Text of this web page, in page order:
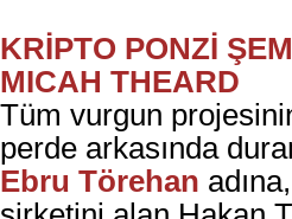
KRİPTO PONZİ
MICAH THEARD
Tüm vurgun
perde arkasında
Ebru Törehan